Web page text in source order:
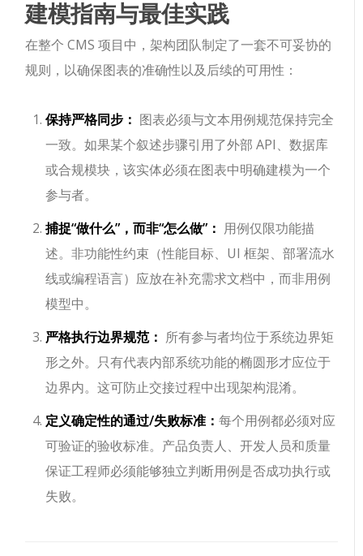
建模指南与最佳实践
在整个 CMS 项目中，架构团队制定了一套不可妥协的
规则，以确保图表的准确性以及后续的可用性：
保持严格同步： 图表必须与文本用例规范保持完全
一致。如果某个叙述步骤引用了外部 API、数据库
或合规模块，该实体必须在图表中明确建模为一个
参与者。
捕捉“做什么”，而非“怎么做”： 用例仅限功能描
述。非功能性约束（性能目标、UI 框架、部署流水
线或编程语言）应放在补充需求文档中，而非用例
模型中。
严格执行边界规范： 所有参与者均位于系统边界矩
形之外。只有代表内部系统功能的椭圆形才应位于
边界内。这可防止交接过程中出现架构混淆。
定义确定性的通过/失败标准：每个用例都必须对应
可验证的验收标准。产品负责人、开发人员和质量
保证工程师必须能够独立判断用例是否成功执行或
失败。